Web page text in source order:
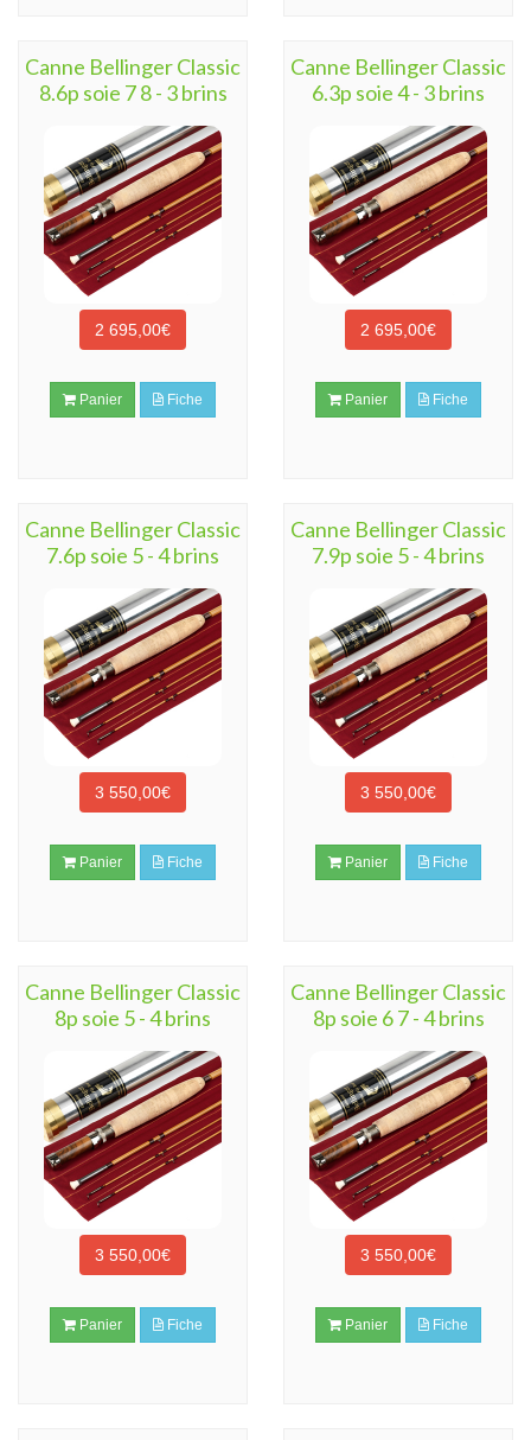
Canne Bellinger Classic
8.6p soie 7 8 - 3 brins
2 695,00€
Panier Fiche
Canne Bellinger Classic
6.3p soie 4 - 3 brins
2 695,00€
Panier Fiche
Canne Bellinger Classic
7.6p soie 5 - 4 brins
3 550,00€
Panier Fiche
Canne Bellinger Classic
7.9p soie 5 - 4 brins
3 550,00€
Panier Fiche
Canne Bellinger Classic
8p soie 5 - 4 brins
3 550,00€
Panier Fiche
Canne Bellinger Classic
8p soie 6 7 - 4 brins
3 550,00€
Panier Fiche